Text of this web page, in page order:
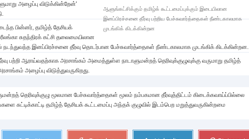
ஆளுங்கட்சிக்கும் தமிழ்க் கூட்டமைப்புக்கும் இடையிலான
இனப்பிரச்சனை தீர்வு பற்றிய பேச்சுவார்த்தைகள் நீண்டகாலமாக
முடங்கிக் கிடக்கின்றன
அழைப்பு விடுக்கின்றேன்'
பின்னர், தமிழ்த் தேசியக்
சுதந்திரக் கட்சி தலைமையிலான
நடந்துவந்த இனப்பிரச்சனை தீர்வு தொடர்பான பேச்சுவார்த்தைகள் நீண்டகாலமாக முடங்கிக் கிடக்கின்றன.
பற்றி ஆராய்வதற்காக அரசாங்கம் அமைத்துள்ள நாடாளுமன்றத் தெரிவுக்குழுவுக்கு வருமாறு தமிழ்த்
அழைப்பு விடுத்துவருகிறது.
தெரிவுக்குழு மூலமான பேச்சுவார்த்தைகள் மூலம் நம்பகமான தீர்வுத்திட்டம் கிடைக்கவாய்ப்பில்லை
சுட்டிக்காட்டி தமிழ்த் தேசியக் கூட்டமைப்பு அந்தக் குழுவில் இடம்பெற மறுத்துவருகின்றமை